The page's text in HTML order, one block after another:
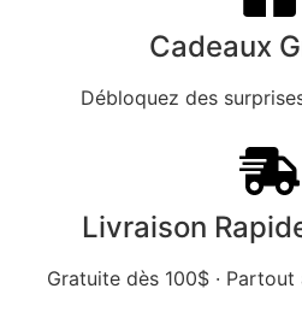
Cadeaux
Débloquez des
Livraison
Gratuite dès 100$ · Partout